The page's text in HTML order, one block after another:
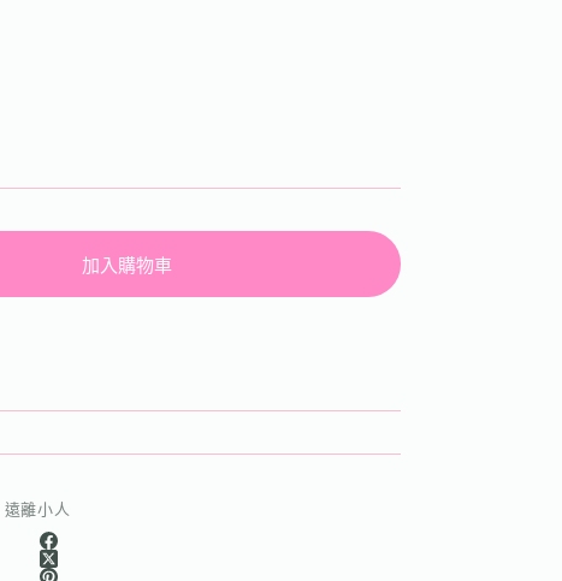
加入購物車
遠離小人